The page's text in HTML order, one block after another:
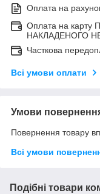
Оплата на
Оплата на карту
НАКЛАДЕНОГО
Часткова
Всі умови оплати
Умови
Повернення товару
Всі умови
Подібні товари